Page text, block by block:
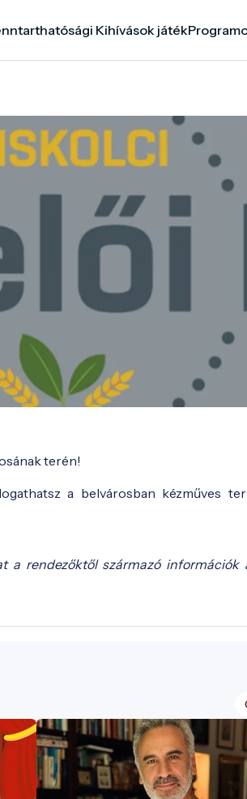
Kihívások játék
terén!
a belvárosban kézműves
a rendezőktől származó információk